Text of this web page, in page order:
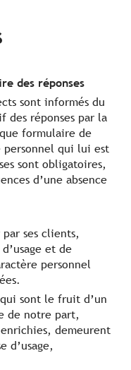
des réponses
sont informés du
réponses par la
formulaire de
personnel qui lui est
sont obligatoires,
d’une absence
ses clients,
et de
personnel
sont le fruit d’un
de notre part,
demeurent
d’usage,